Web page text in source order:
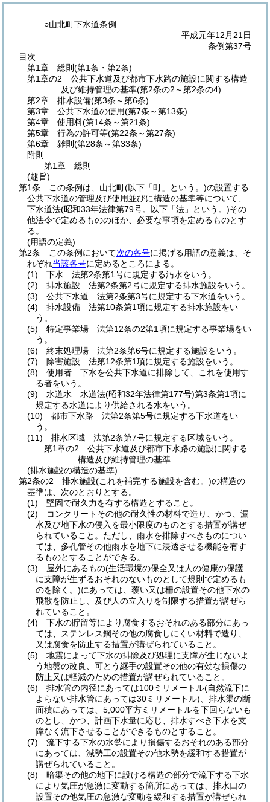
○山北町下水道条例
平成元年12月21日
条例第37号
目次
第1章
総則 (第1条・第2条)
第1章の2
公共下水道及び都市下水路の施設に関する構造
及び維持管理の基準(第2条の2～第2条の4)
第2章
排水設備(第3条～第6条)
第3章
公共下水道の使用(第7条～第13条)
第4章
使用料(第14条～第21条)
第5章
行為の許可等(第22条～第27条)
第6章
雑則 (第28条～第33条)
附則
第1章
総則
(趣旨)
第1条
この条例は、山北町(以下「町」という。)の設置する
公共下水道の管理及び使用並びに構造の基準等について、
下水道法(昭和33年法律第79号。以下「法」という。)その
他法令で定めるもののほか、必要な事項を定めるものとす
る。
(用語の定義)
第2条
この条例において次の各号に掲げる用語の意義は、そ
れぞれ当該各号に定めるところによる。
(1)
下水 法第2条第1号に規定する汚水をいう。
(2)
排水施設 法第2条第2号に規定する排水施設をいう。
(3)
公共下水道 法第2条第3号に規定する下水道をいう。
(4)
排水設備 法第10条第1項に規定する排水施設をい
う。
(5)
特定事業場 法第12条の2第1項に規定する事業場をい
う。
(6)
終末処理場 法第2条第6号に規定する施設をいう。
(7)
除害施設 法第12条第1項に規定する施設をいう。
(8)
使用者 下水を公共下水道に排除して、これを使用す
る者をいう。
(9)
水道水 水道法(昭和32年法律第177号)第3条第1項に
規定する水道により供給される水をいう。
(10)
都市下水路 法第2条第5号に規定する下水道をい
う。
(11)
排水区域 法第2条第7号に規定する区域をいう。
第1章の2
公共下水道及び都市下水路の施設に関する
構造及び維持管理の基準
(排水施設の構造の基準)
第2条の2
排水施設(これを補完する施設を含む。)の構造の
基準は、次のとおりとする。
(1)
堅固で耐久力を有する構造とすること。
(2)
コンクリートその他の耐久性の材料で造り、かつ、漏
水及び地下水の侵入を最小限度のものとする措置が講ぜ
られていること。 ただし、雨水を排除すべきものについ
ては、多孔管その他雨水を地下に浸透させる機能を有す
るものとすることができる。
(3)
屋外にあるもの(生活環境の保全又は人の健康の保護
に支障が生ずるおそれのないものとして規則で定めるも
のを除く。)にあっては、覆い又は柵の設置その他下水の
飛散を防止し、及び人の立入りを制限する措置が講ぜら
れていること。
(4)
下水の貯留等により腐食するおそれのある部分にあっ
ては、ステンレス鋼その他の腐食しにくい材料で造り、
又は腐食を防止する措置が講ぜられていること。
(5)
地震によって下水の排除及び処理に支障が生じないよ
う地盤の改良、可とう継手の設置その他の有効な損傷の
防止又は軽減のための措置が講ぜられていること。
(6)
排水管の内径にあっては100ミリメートル(自然流下に
よらない排水管にあっては30ミリメートル) 、排水渠の断
面積にあっては、5,000平方ミリメートルを下回らないも
のとし、かつ、計画下水量に応じ、排水すべき下水を支
障なく流下させることができるものとすること。
(7)
流下する下水の水勢により損傷するおそれのある部分
にあっては、減勢工の設置その他水勢を緩和する措置が
講ぜられていること。
(8)
暗渠その他の地下に設ける構造の部分で流下する下水
により気圧が急激に変動する箇所にあっては、排水口の
設置その他気圧の急激な変動を緩和する措置が講ぜられ